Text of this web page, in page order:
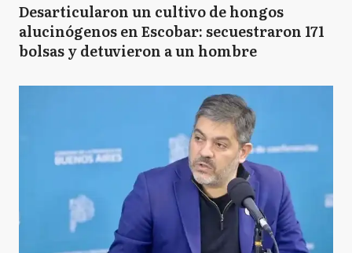
Desarticularon un cultivo de hongos
alucinógenos en Escobar: secuestraron 171
bolsas y detuvieron a un hombre